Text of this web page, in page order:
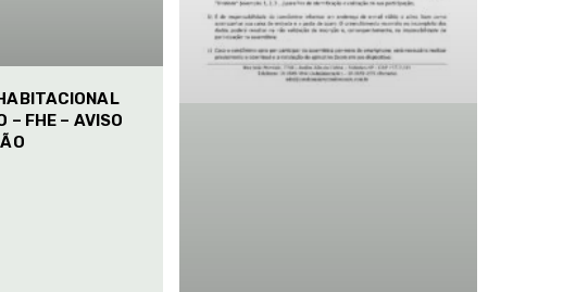
– FHE – AVISO